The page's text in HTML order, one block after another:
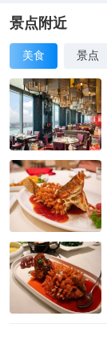
景点附近
美食 景点